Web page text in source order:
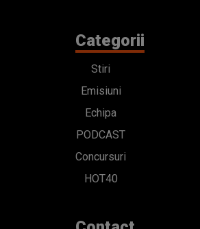
Categorii
Stiri
Emisiuni
Echipa
PODCAST
Concursuri
HOT40